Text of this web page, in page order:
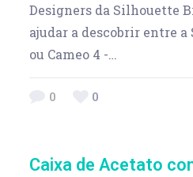
Designers da Silhouette
ajudar a descobrir entre a
ou Cameo 4 -…
0 0
Caixa de Acetato